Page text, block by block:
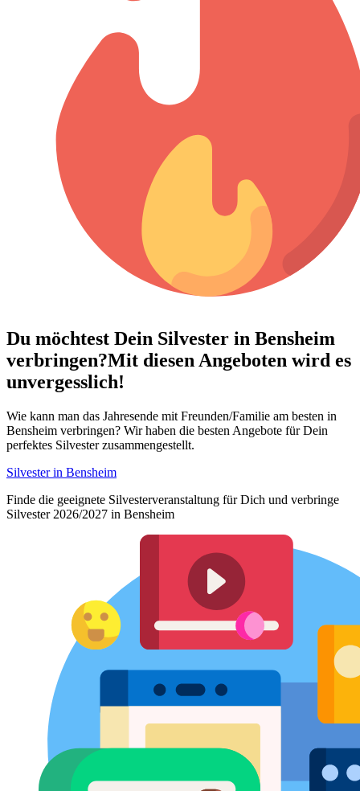
Du möchtest Dein Silvester in Bensheim
verbringen?Mit diesen Angeboten wird es
unvergesslich!
Wie kann man das Jahresende mit Freunden/Familie am besten in
Bensheim verbringen? Wir haben die besten Angebote für Dein
perfektes Silvester zusammengestellt.
Silvester in Bensheim
Finde die geeignete Silvesterveranstaltung für Dich und verbringe
Silvester 2026/2027 in Bensheim